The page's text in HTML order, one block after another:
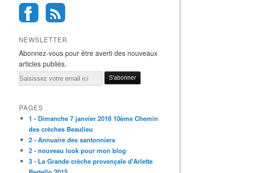
NEWSLETTER
Abonnez-vous pour être averti des nouveaux
articles publiés.
Email
PAGES
1 - Dimanche 7 janvier 2018 10ème Chemin
des crèches Beaulieu
2 - Annuaire des santonniers
2 - nouveau look pour mon blog
3 - La Grande crèche provençale d'Arlette